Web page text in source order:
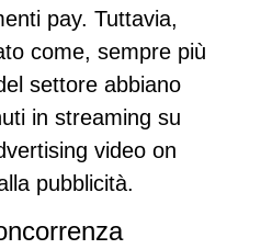
pay. Tuttavia,
come, sempre più
settore abbiano
in streaming su
video on
pubblicità.